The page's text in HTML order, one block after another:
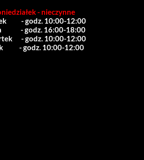
- nieczynne
- godz. 10:00-12:00
- godz. 16:00-18:00
- godz. 10:00-12:00
- godz. 10:00-12:00